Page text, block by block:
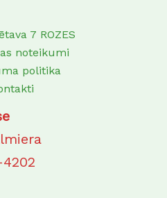
7 ROZES
noteikumi
politika